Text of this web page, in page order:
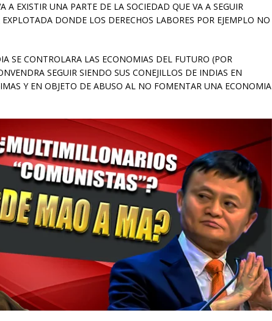
A EXISTIR UNA PARTE DE LA SOCIEDAD QUE VA A SEGUIR
DONDE LOS DERECHOS LABORES POR EJEMPLO NO
SE CONTROLARA LAS ECONOMIAS DEL FUTURO (POR
SEGUIR SIENDO SUS CONEJILLOS DE INDIAS EN
Y EN OBJETO DE ABUSO AL NO FOMENTAR UNA ECONOMIA